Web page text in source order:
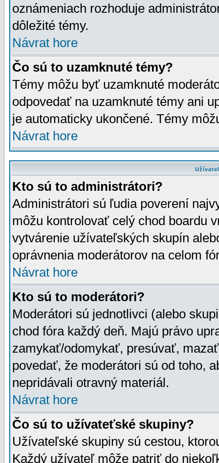
oznámeniach rozhoduje
dôležité témy.
Návrat hore
Čo sú to uzamknuté témy?
Témy môžu byť uzamknuté
odpovedať na uzamknuté témy ani
je automaticky ukončené. Témy
Návrat hore
Kto sú to administrátori?
Administrátori sú ľudia poverení
môžu kontrolovať celý chod boardu
vytvárenie užívateľských skupín
oprávnenia moderátorov na celom
Návrat hore
Kto sú to moderátori?
Moderátori sú jednotlivci (alebo
chod fóra každý deň. Majú právo
zamykať/odomykať, presúvať,
povedať, že moderátori sú od toho,
nepridávali otravný materiál.
Návrat hore
Čo sú to užívateťské skupiny?
Užívateľské skupiny sú cestou,
Každý užívateľ môže patriť do